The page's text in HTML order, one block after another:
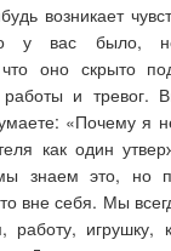
возникает
у вас было, но
оно скрыто
работы и
«Почему я
как один
знаем это, но
то вне себя. Мы
работу, игрушку,